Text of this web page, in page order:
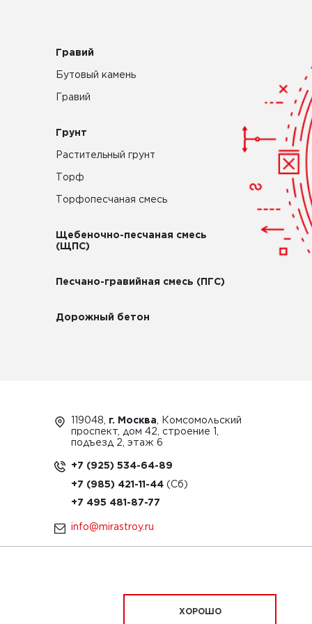
Гравий
Бутовый камень
Гравий
Грунт
Растительный грунт
Торф
Торфопесчаная смесь
Щебеночно-песчаная смесь
(ЩПС)
Песчано-гравийная смесь (ПГС)
Дорожный бетон
119048, г. Москва , Комсомольский
проспект, дом 42, строение 1,
подъезд 2, этаж 6
+7 (925) 534-64-89
+7 (985) 421-11-44
+7 495 481-87-77
info@mirastroy.ru
ХОРОШО